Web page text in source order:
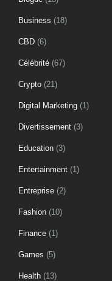
Business (18)
CBD (6)
Célébrité (67)
Crypto (21)
Digital Marketing (1)
Divertissement (3)
Education (3)
Entertainment (1)
Entreprise (2)
Fashion (10)
Finance (1)
Games (5)
Health (13)